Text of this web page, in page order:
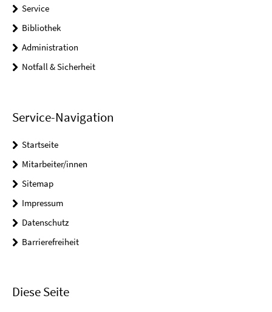
Service
Bibliothek
Administration
Notfall & Sicherheit
Service-Navigation
Startseite
Mitarbeiter/innen
Sitemap
Impressum
Datenschutz
Barrierefreiheit
Diese Seite